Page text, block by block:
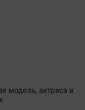
модель, актриса и